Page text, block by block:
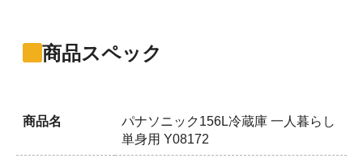
商品スペック
商品名
パナソニック156L冷蔵庫 一人暮らし
単身用 Y08172